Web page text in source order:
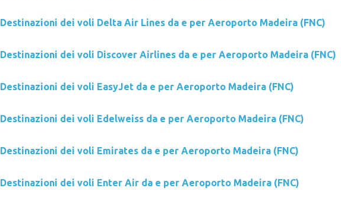
Destinazioni dei voli Delta Air Lines da e per Aeroporto Madeira (FNC)
Destinazioni dei voli Discover Airlines da e per Aeroporto Madeira (FNC)
Destinazioni dei voli EasyJet da e per Aeroporto Madeira (FNC)
Destinazioni dei voli Edelweiss da e per Aeroporto Madeira (FNC)
Destinazioni dei voli Emirates da e per Aeroporto Madeira (FNC)
Destinazioni dei voli Enter Air da e per Aeroporto Madeira (FNC)